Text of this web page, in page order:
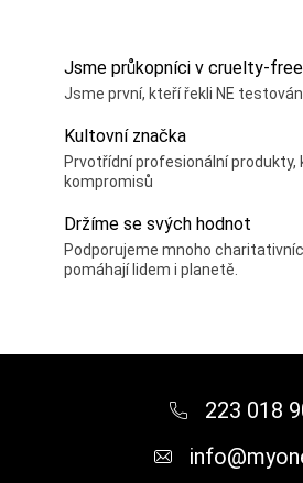
Jsme průkopníci v cruelty-free
Jsme první, kteří řekli NE
Kultovní značka
Prvotřídní profesionální produkty,
kompromisů
Držíme se svých hodnot
Podporujeme mnoho
pomáhají lidem i planetě.
223 018
info@